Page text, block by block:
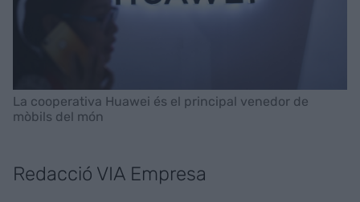
La cooperativa Huawei és el principal venedor de
mòbils del món
Redacció VIA Empresa